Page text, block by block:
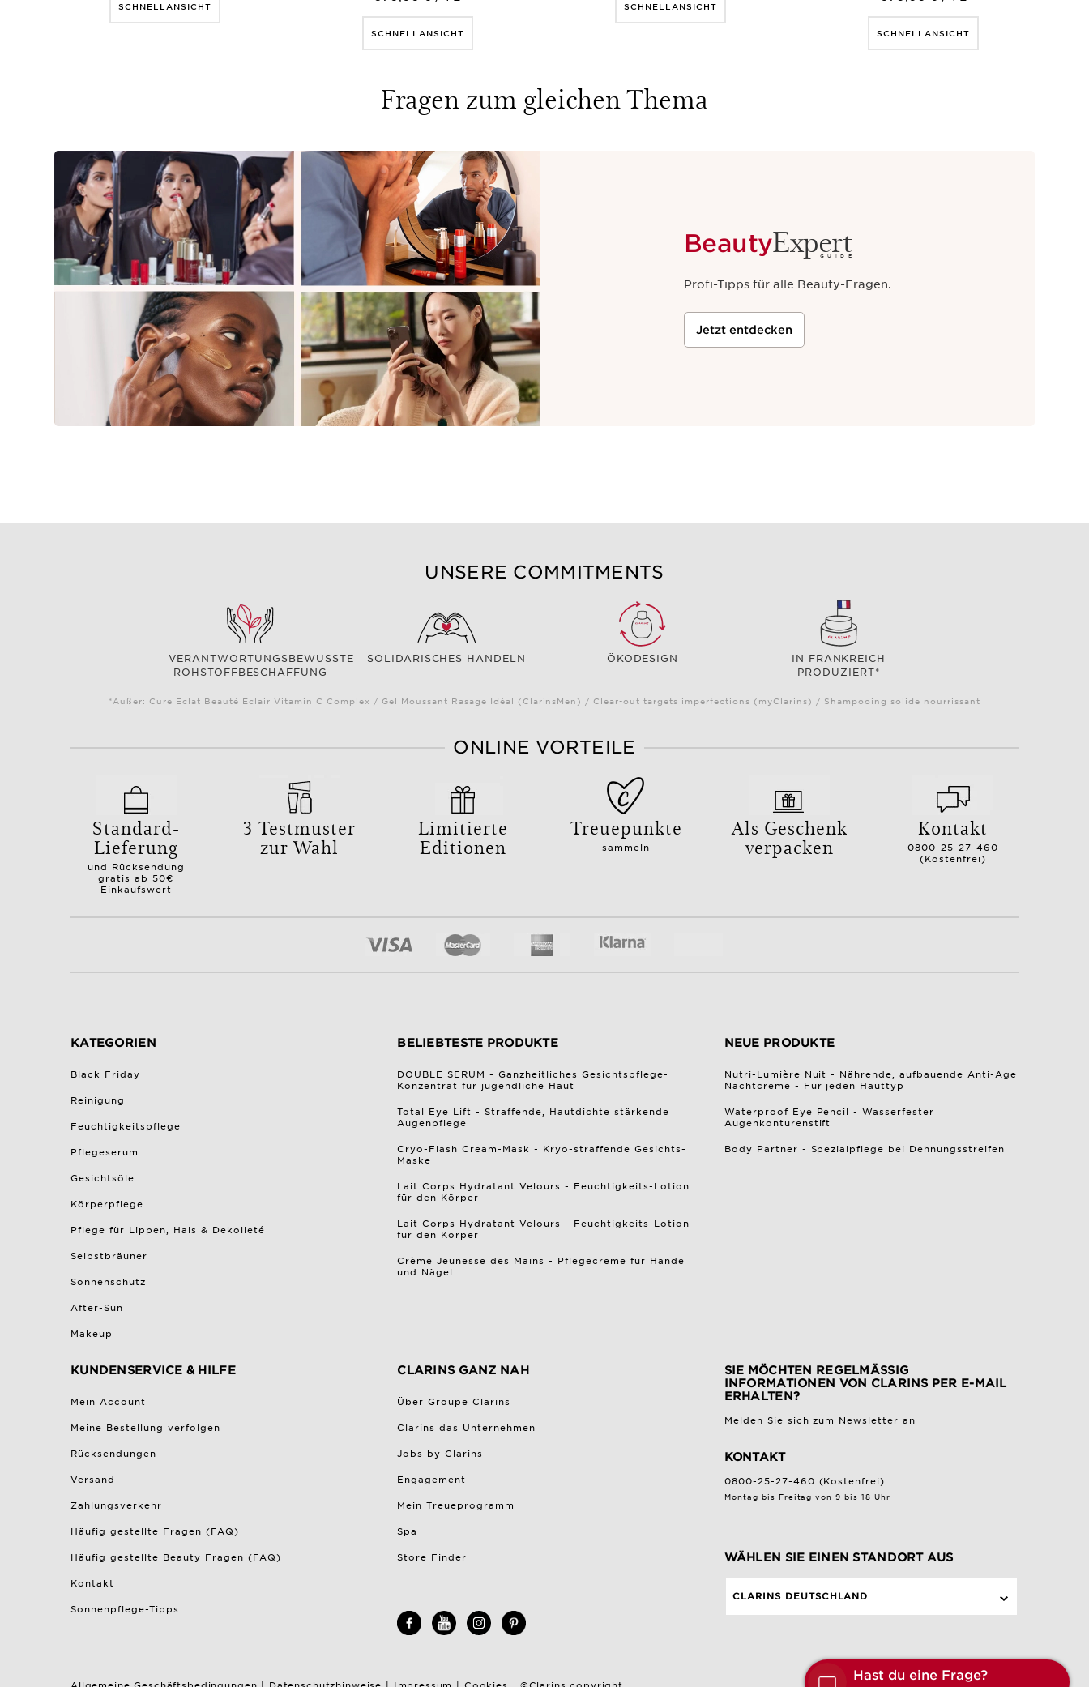
SCHNELLANSICHT
SCHNELLANSICHT
SCHNELLANSICHT
SCHNELLANSICHT
Fragen zum gleichen Thema
BeautyExpert
GUIDE
Profi-Tipps für alle Beauty-Fragen.
Jetzt entdecken
UNSERE COMMITMENTS
VERANTWORTUNGSBEWUSSTE
ROHSTOFFBESCHAFFUNG
SOLIDARISCHES HANDELN ÖKODESIGN
IN FRANKREICH
PRODUZIERT*
*Außer: Cure Eclat Beauté Eclair Vitamin C Complex / Gel Moussant Rasage Idéal (ClarinsMen) / Clear-out targets imperfections (myClarins) / Shampooing solide nourrissant
ONLINE VORTEILE
Standard-
Lieferung
und Rücksendung
gratis ab 50€
Einkaufswert
3 Testmuster
zur Wahl
Limitierte
Editionen
Treuepunkte
sammeln
Als Geschenk
verpacken
Kontakt
0800-25-27-460
(Kostenfrei)
KATEGORIEN
Black Friday
Reinigung
Feuchtigkeitspflege
Pflegeserum
Gesichtsöle
Körperpflege
Pflege für Lippen, Hals & Dekolleté
Selbstbräuner
Sonnenschutz
After-Sun
Makeup
BELIEBTESTE PRODUKTE
DOUBLE SERUM - Ganzheitliches Gesichtspflege-
Konzentrat für jugendliche Haut
Total Eye Lift - Straffende, Hautdichte stärkende
Augenpflege
Cryo-Flash Cream-Mask - Kryo-straffende Gesichts-
Maske
Lait Corps Hydratant Velours - Feuchtigkeits-Lotion
für den Körper
Lait Corps Hydratant Velours - Feuchtigkeits-Lotion
für den Körper
Crème Jeunesse des Mains - Pflegecreme für Hände
und Nägel
NEUE PRODUKTE
Nutri-Lumière Nuit - Nährende, aufbauende Anti-Age
Nachtcreme - Für jeden Hauttyp
Waterproof Eye Pencil - Wasserfester
Augenkonturenstift
Body Partner - Spezialpflege bei Dehnungsstreifen
KUNDENSERVICE & HILFE
Mein Account
Meine Bestellung verfolgen
Rücksendungen
Versand
Zahlungsverkehr
Häufig gestellte Fragen (FAQ)
Häufig gestellte Beauty Fragen (FAQ)
Kontakt
Sonnenpflege-Tipps
CLARINS GANZ NAH
Über Groupe Clarins
Clarins das Unternehmen
Jobs by Clarins
Engagement
Mein Treueprogramm
Spa
Store Finder
SIE MÖCHTEN REGELMÄSSIG I
NFORMATIONEN VON CLARINS PER E-MAIL E
RHALTEN?
Melden Sie sich zum Newsletter an
KONTAKT
0800-25-27-460 (Kostenfrei)
Montag bis Freitag von 9 bis 18 Uhr
WÄHLEN SIE EINEN STANDORT AUS
CLARINS DEUTSCHLAND